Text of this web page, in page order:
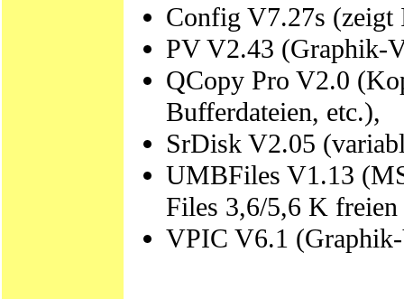
Config V7.27s (zeigt
PV V2.43 (Graphik-
QCopy Pro V2.0
Bufferdateien, etc.),
SrDisk V2.05
UMBFiles V1.13
Files 3,6/5,6 K
VPIC V6.1